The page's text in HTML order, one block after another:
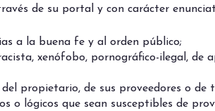
de su portal y con carácter
a la buena fe y al orden público;
xenófobo, pornográfico-ilegal,
propietario, de sus proveedores o
o lógicos que sean susceptibles de